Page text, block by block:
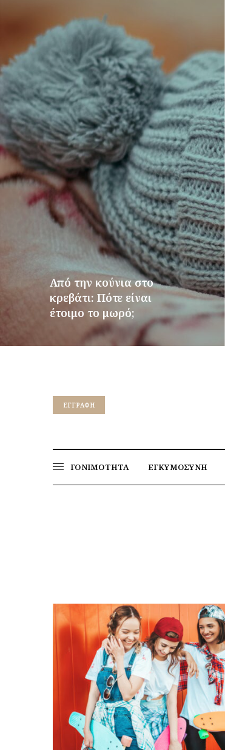
Από την κούνια στο
κρεβάτι: Πότε είναι
έτοιμο το μωρό;
EΓΓΡΑΦΉ
ΓΟΝΙΜΟΤΗΤΑ ΕΓΚΥΜΟΣΥΝΗ